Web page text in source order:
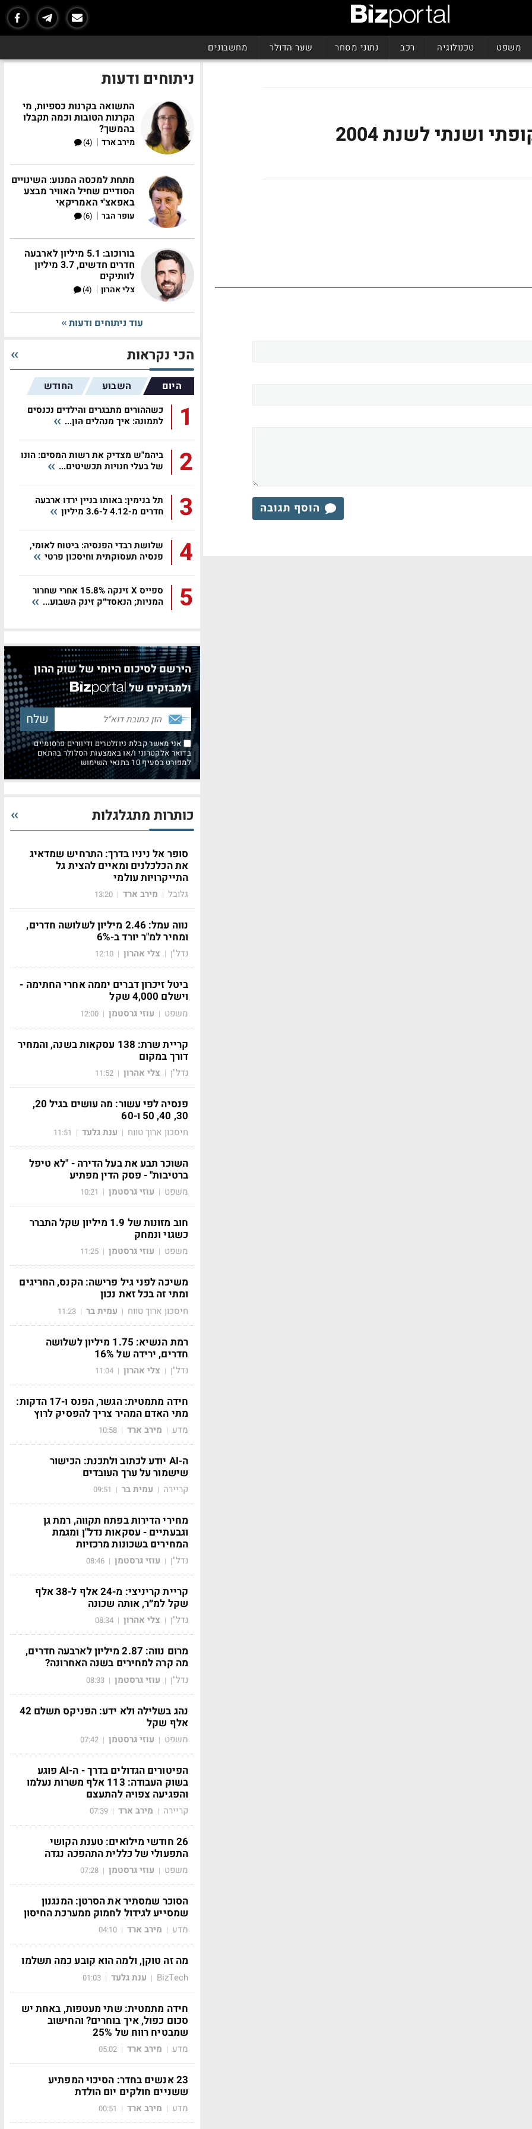
משפט טכנולוגיה רכב נתוני מסחר שער הדולר מחשבונים
ושנתי לשנת 2004
הוסף תגובה
ניתוחים ודעות
התשואה בקרנות כספיות, מי
הקרנות הטובות וכמה תקבלו
בהמשך?
מירב ארד |
(4)
מתחת למכסה המנוע: השינויים
הסודיים שחיל האוויר מבצע
באפאצ'י האמריקאי
עופר הבר |
(6)
בורוכוב: 5.1 מיליון לארבעה
חדרים חדשים, 3.7 מיליון
לוותיקים
צלי אהרון |
(4)
עוד ניתוחים ודעות
הכי נקראות
היום השבוע החודש
1
כשההורים מתבגרים והילדים נכנסים
לתמונה: איך מנהלים הון...
2
ביהמ"ש מצדיק את רשות המסים: הונו
של בעלי חנויות תכשיטים...
3
תל בנימין: באותו בניין ירדו ארבעה
חדרים מ-4.12 ל-3.6 מיליון
4
שלושת רבדי הפנסיה: ביטוח לאומי,
פנסיה תעסוקתית וחיסכון פרטי
5
ספייס X זינקה 15.8% אחרי שחרור
המניות; הנאסד״ק זינק השבוע...
הירשם לסיכום היומי של שוק ההון
ולמבזקים של
אני מאשר קבלת ניוזלטרים ודיוורים פרסומיים
בדואר אלקטרוני ו/או באמצעות הסלולר בהתאם
למפורט בסעיף 10 בתנאי השימוש
כותרות מתגלגלות
סופר אל ניניו בדרך: התרחיש שמדאיג
את הכלכלנים ומאיים להצית גל
התייקרויות עולמי
גלובל | מירב ארד |
13:20
נווה עמל: 2.46 מיליון לשלושה חדרים,
ומחיר למ"ר יורד ב-6%
נדל"ן | צלי אהרון |
12:10
ביטל זיכרון דברים יממה אחרי החתימה -
וישלם 4,000 שקל
משפט | עוזי גרסטמן |
12:00
קריית שרת: 138 עסקאות בשנה, והמחיר
דורך במקום
נדל"ן | צלי אהרון |
11:52
פנסיה לפי עשור: מה עושים בגיל 20,
30, 40, 50 ו-60
חיסכון ארוך טווח | ענת גלעד |
11:51
השוכר תבע את בעל הדירה - "לא טיפל
ברטיבות" - פסק הדין מפתיע
משפט | עוזי גרסטמן |
10:21
חוב מזונות של 1.9 מיליון שקל התברר
כשגוי ונמחק
משפט | עוזי גרסטמן |
11:25
משיכה לפני גיל פרישה: הקנס, החריגים
ומתי זה בכל זאת נכון
חיסכון ארוך טווח | עמית בר |
11:23
רמת הנשיא: 1.75 מיליון לשלושה
חדרים, ירידה של 16%
נדל"ן | צלי אהרון |
11:04
חידה מתמטית: הגשר, הפנס ו-17 הדקות:
מתי האדם המהיר צריך להפסיק לרוץ
מדע | מירב ארד |
10:58
ה-AI יודע לכתוב ולתכנת: הכישור
שישמור על ערך העובדים
קריירה | עמית בר |
09:51
מחירי הדירות בפתח תקווה, רמת גן
וגבעתיים - עסקאות נדל"ן ומגמת
המחירים בשכונות מרכזיות
נדל"ן | עוזי גרסטמן |
08:46
קריית קריניצי: מ-24 אלף ל-38 אלף
שקל למ״ר, אותה שכונה
נדל"ן | צלי אהרון |
08:34
מרום נווה: 2.87 מיליון לארבעה חדרים,
מה קרה למחירים בשנה האחרונה?
נדל"ן | עוזי גרסטמן |
08:33
נהג בשלילה ולא ידע: הפניקס תשלם 42
אלף שקל
משפט | עוזי גרסטמן |
07:42
הפיטורים הגדולים בדרך - ה-AI פוגע
בשוק העבודה: 113 אלף משרות נעלמו
והפגיעה צפויה להתעצם
קריירה | מירב ארד |
07:39
26 חודשי מילואים: טענת הקושי
התפעולי של כללית התהפכה נגדה
משפט | עוזי גרסטמן |
07:28
הסוכר שמסתיר את הסרטן: המנגנון
שמסייע לגידול לחמוק ממערכת החיסון
מדע | מירב ארד |
04:10
מה זה טוקן, ולמה הוא קובע כמה תשלמו
BizTech
| ענת גלעד |
01:03
חידה מתמטית: שתי מעטפות, באחת יש
סכום כפול, איך בוחרים? והחישוב
שמבטיח רווח של 25%
מדע | מירב ארד |
05:02
23 אנשים בחדר: הסיכוי המפתיע
ששניים חולקים יום הולדת
מדע | מירב ארד |
00:51